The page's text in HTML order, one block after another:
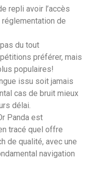
repli avoir l’accès
de
du tout
préférer, mais
populaires!
issu soit jamais
cas de bruit mieux
délai.
Panda est
tracé quel offre
de qualité, avec une
navigation